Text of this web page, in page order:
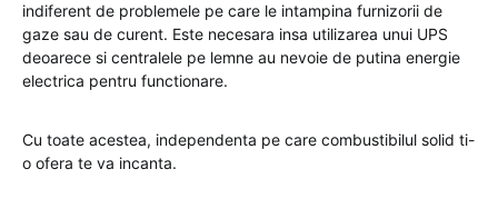
indiferent de problemele pe care le intampina furnizorii de
gaze sau de curent. Este necesara insa utilizarea unui UPS
deoarece si centralele pe lemne au nevoie de putina energie
electrica pentru functionare.
Cu toate acestea, independenta pe care combustibilul solid ti-
o ofera te va incanta.